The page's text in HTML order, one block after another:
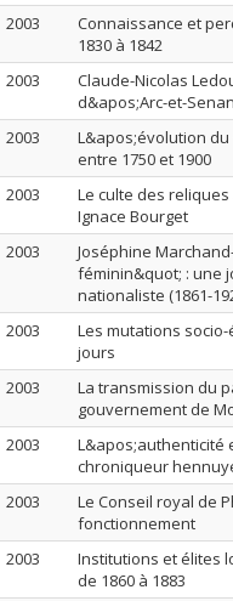
2003
Connaissance et
1830 à 1842
2003
Claude-Nicolas
d&apos;Arc-et-
2003
L&apos;évolution
entre 1750 et 1900
2003
Le culte des
Ignace Bourget
2003
Joséphine
féminin&quot; : une
nationaliste (1861-
2003
Les mutations
jours
2003
La transmission du
gouvernement de
2003
L&apos;authenticité
chroniqueur
2003
Le Conseil royal de
fonctionnement
2003
Institutions et élites
de 1860 à 1883